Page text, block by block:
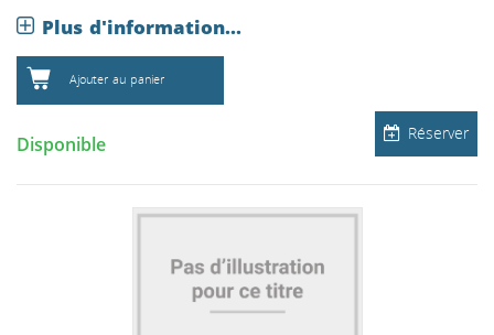
Plus d'information...
Ajouter au panier
Réserver
Disponible